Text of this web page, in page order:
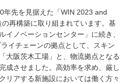
先を見据えた「WIN 2023 and
再構築に取り組まれています。基
イノベーションセンター」に続き、
イチェーンの拠点として、スキン
大阪茨木工場」と、物流拠点となる
成させました。高効率を求め、厳し
リアする新施設においては働く方々